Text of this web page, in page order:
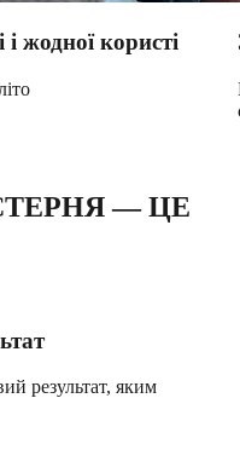
жодної користі
— ЦЕ
результат, яким